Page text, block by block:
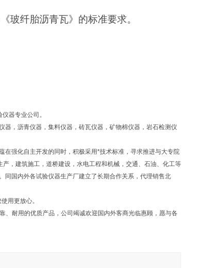
玻纤胎沥青瓦》的标准要求。
器专业公司。
，沥青仪器，集料仪器，砖瓦仪器，矿物棉仪器，岩石检测仪
强化自主开发的同时，积极采用*技术标准，寻求推进与大专院
，建筑施工，道桥建设，水电工程和机械，交通、石油、化工等
同国内外各试验仪器生产厂建立了长期合作关系，代理销售北
用更放心。
耐用的优质产品，公司竭诚欢迎国内外客商光临惠顾，愿与各